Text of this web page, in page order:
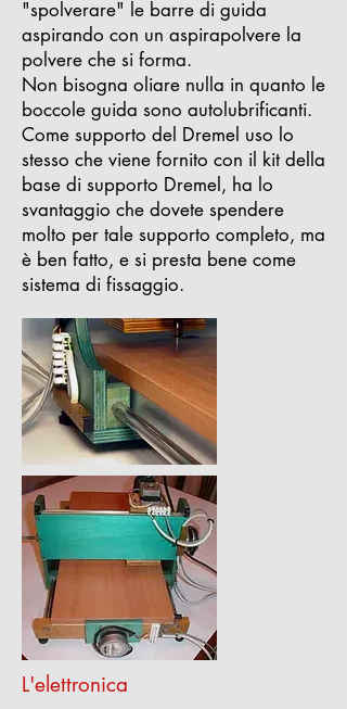
"spolverare" le barre di guida
aspirando con un aspirapolvere la
polvere che si forma.
Non bisogna oliare nulla in quanto le
boccole guida sono autolubrificanti.
Come supporto del Dremel uso lo
stesso che viene fornito con il kit della
base di supporto Dremel, ha lo
svantaggio che dovete spendere
molto per tale supporto completo, ma
è ben fatto, e si presta bene come
sistema di fissaggio.
L'elettronica